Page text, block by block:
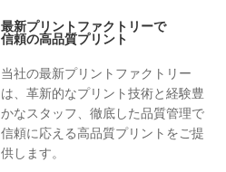
最新プリントファクトリーで
信頼の高品質プリント
当社の最新プリントファクトリー
は、革新的なプリント技術と経験豊
かなスタッフ、徹底した品質管理で
信頼に応える高品質プリントをご提
供します。